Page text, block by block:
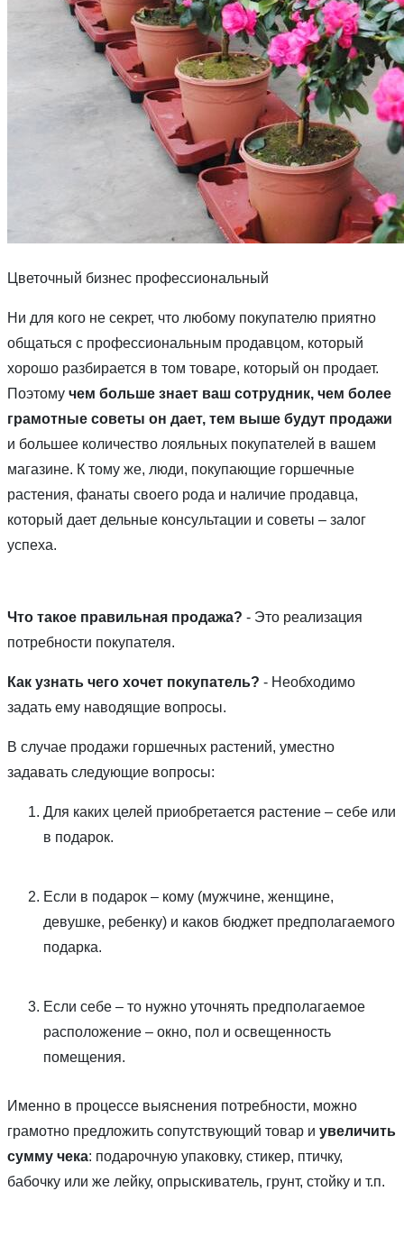
Цветочный бизнес профессиональный
Ни для кого не секрет, что любому покупателю приятно
общаться с профессиональным продавцом, который
хорошо разбирается в том товаре, который он продает.
Поэтому чем больше знает ваш сотрудник, чем более
грамотные советы он дает, тем выше будут продажи
и большее количество лояльных покупателей в вашем
магазине. К тому же, люди, покупающие горшечные
растения, фанаты своего рода и наличие продавца,
который дает дельные консультации и советы – залог
успеха.
Что такое правильная продажа? - Это реализация
потребности покупателя.
Как узнать чего хочет покупатель? - Необходимо
задать ему наводящие вопросы.
В случае продажи горшечных растений, уместно
задавать следующие вопросы:
Для каких целей приобретается растение – себе или
в подарок.
Если в подарок – кому (мужчине, женщине,
девушке, ребенку) и каков бюджет предполагаемого
подарка.
Если себе – то нужно уточнять предполагаемое
расположение – окно, пол и освещенность
помещения.
Именно в процессе выяснения потребности, можно
грамотно предложить сопутствующий товар и увеличить
сумму чека: подарочную упаковку, стикер, птичку,
бабочку или же лейку, опрыскиватель, грунт, стойку и т.п.